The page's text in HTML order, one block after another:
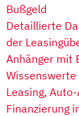
Bußgeld
Detaillierte
der
Anhänger mit
Wissenswerte
Leasing,
Finanzierung